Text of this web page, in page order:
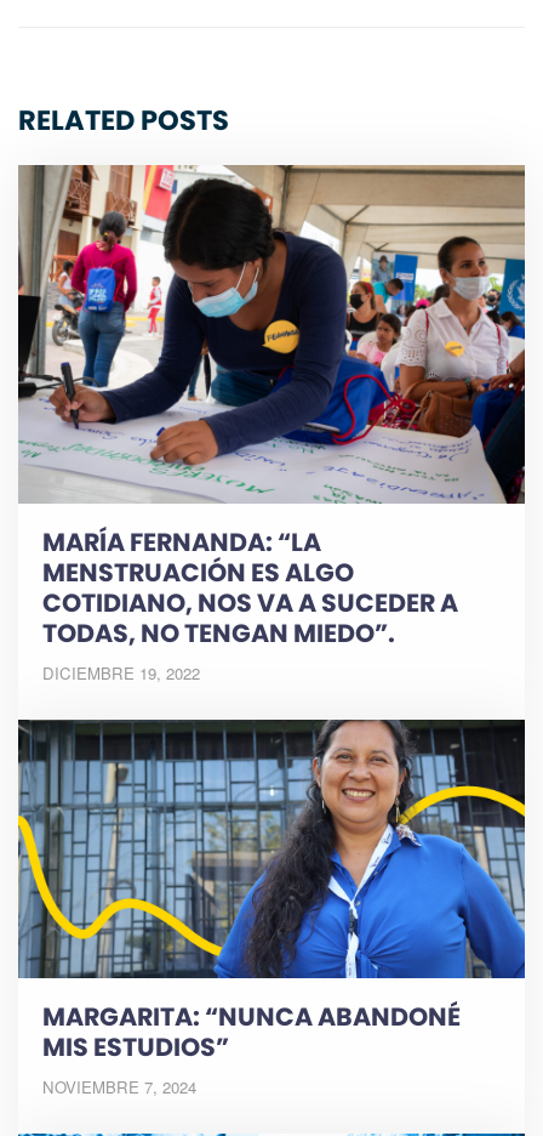
RELATED POSTS
MARÍA FERNANDA: “LA
MENSTRUACIÓN ES ALGO
COTIDIANO, NOS VA A SUCEDER A
TODAS, NO TENGAN MIEDO”.
DICIEMBRE 19, 2022
MARGARITA: “NUNCA ABANDONÉ
MIS ESTUDIOS”
NOVIEMBRE 7, 2024